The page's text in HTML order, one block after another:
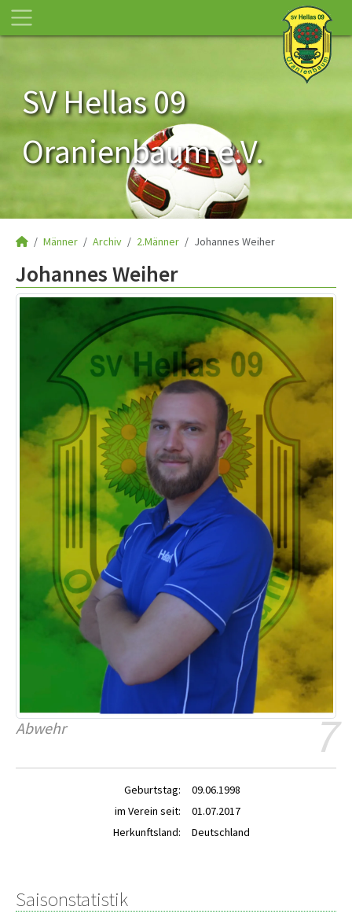
SV Hellas 09
Oranienbaum e.V.
Männer Archiv 2.Männer Johannes Weiher
Johannes Weiher
7
Abwehr
Geburtstag:
09.06.1998
im Verein seit:
01.07.2017
Herkunftsland:
Deutschland
Saisonstatistik